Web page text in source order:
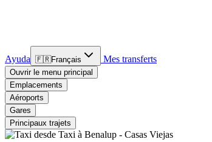
Ayuda 🇫🇷Français Mes transferts
Ouvrir le menu principal
Emplacements
Aéroports
Gares
Principaux trajets